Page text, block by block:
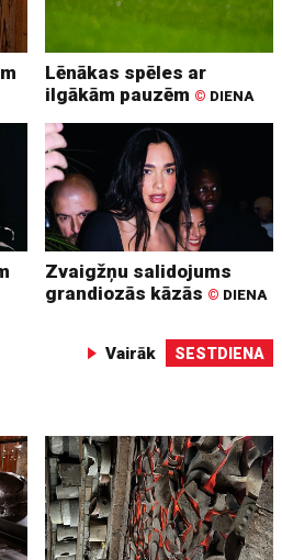
Lēnākas spēles ar
ilgākām pauzēm © DIENA
Zvaigžņu salidojums
grandiozās kāzās © DIENA
Vairāk SESTDIENA